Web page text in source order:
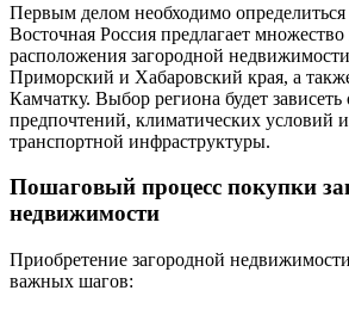
Первым делом необходимо определиться
Восточная Россия предлагает множество
расположения загородной
Приморский и Хабаровский края, а
Камчатку. Выбор региона будет
предпочтений, климатических условий
транспортной инфраструктуры.
Пошаговый процесс покупки
недвижимости
Приобретение загородной
важных шагов: